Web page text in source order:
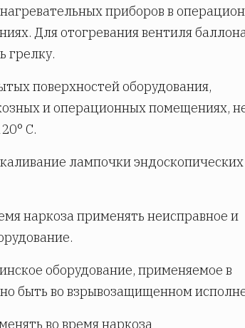
приборов в
Для отогревания вентиля
грелку.
поверхностей оборудования,
и операционных помещениях,
С.
лампочки эндоскопических
наркоза применять неисправное и
оборудование, применяемое в
быть во взрывозащищенном
во время наркоза